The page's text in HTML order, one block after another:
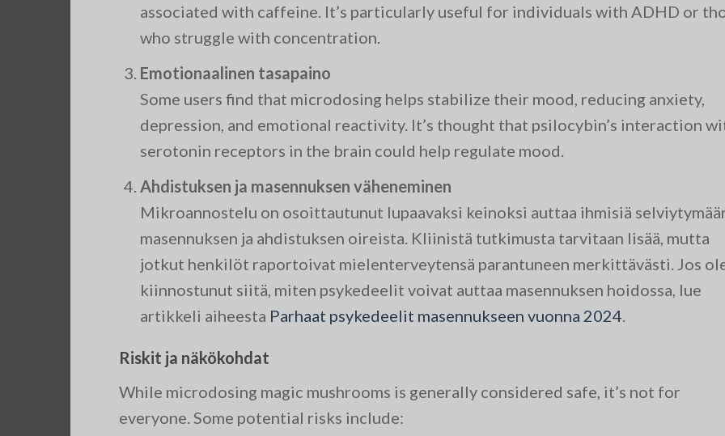
associated with caffeine. It’s particularly useful for individuals with ADHD or
who struggle with concentration.
Emotionaalinen tasapaino
Some users find that microdosing helps stabilize their mood, reducing anxiety,
depression, and emotional reactivity. It’s thought that psilocybin’s interaction
serotonin receptors in the brain could help regulate mood.
Ahdistuksen ja masennuksen väheneminen
Mikroannostelu on osoittautunut lupaavaksi keinoksi auttaa ihmisiä
masennuksen ja ahdistuksen oireista. Kliinistä tutkimusta tarvitaan lisää, mutta
jotkut henkilöt raportoivat mielenterveytensä parantuneen merkittävästi. Jos
kiinnostunut siitä, miten psykedeelit voivat auttaa masennuksen hoidossa, lue
artikkeli aiheesta Parhaat psykedeelit masennukseen vuonna 2024
Riskit ja näkökohdat
While microdosing magic mushrooms is generally considered safe, it’s not for
everyone. Some potential risks include: